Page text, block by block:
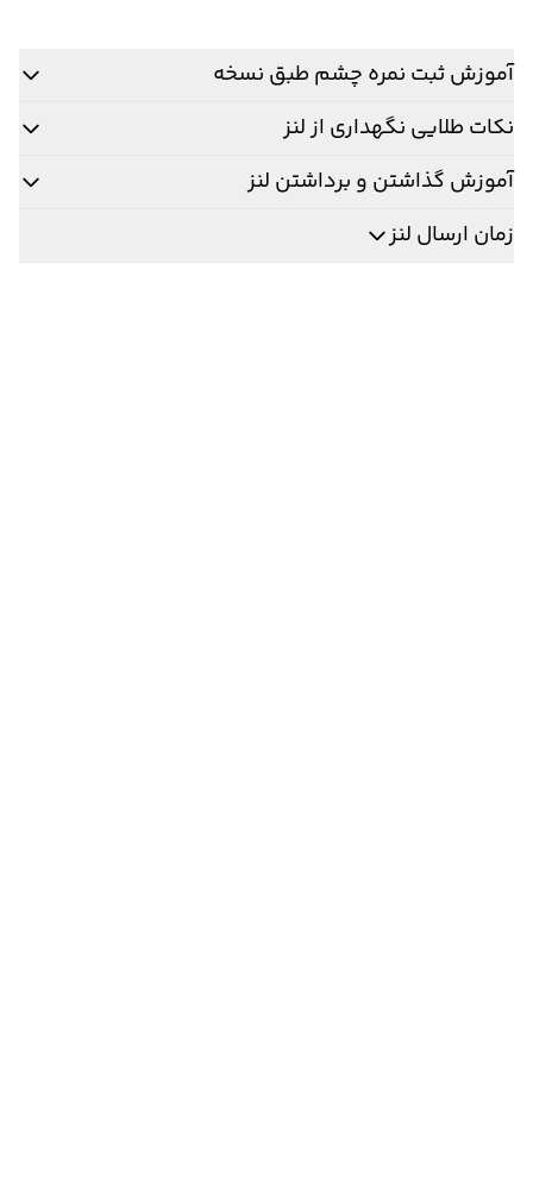
آموزش ثبت نمره چشم طبق نسخه
نکات طلایی نگهداری از لنز
آموزش گذاشتن و برداشتن لنز
زمان ارسال لنز